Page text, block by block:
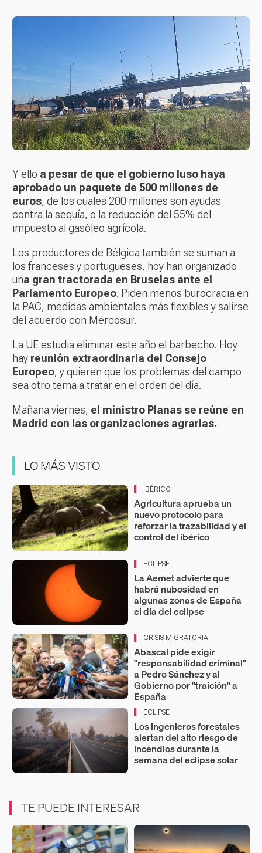
Y ello a pesar de que el gobierno luso haya
aprobado un paquete de 500 millones de
euros, de los cuales 200 millones son ayudas
contra la sequía, o la reducción del 55% del
impuesto al gasóleo agrícola.
Los productores de Bélgica también se suman a
los franceses y portugueses, hoy han organizado
una gran tractorada en Bruselas ante el
Parlamento Europeo. Piden menos burocracia en
la PAC, medidas ambientales más flexibles y salirse
del acuerdo con Mercosur.
La UE estudia eliminar este año el barbecho. Hoy
hay reunión extraordinaria del Consejo
Europeo, y quieren que los problemas del campo
sea otro tema a tratar en el orden del día.
Mañana viernes, el ministro Planas se reúne en
Madrid con las organizaciones agrarias.
LO MÁS VISTO
IBÉRICO
Agricultura aprueba un
nuevo protocolo para
reforzar la trazabilidad y el
control del ibérico
ECLIPSE
La Aemet advierte que
habrá nubosidad en
algunas zonas de España
el día del eclipse
CRISIS MIGRATORIA
Abascal pide exigir
"responsabilidad criminal"
a Pedro Sánchez y al
Gobierno por "traición" a
España
ECLIPSE
Los ingenieros forestales
alertan del alto riesgo de
incendios durante la
semana del eclipse solar
TE PUEDE INTERESAR